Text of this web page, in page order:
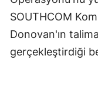
SOUTHCOM
Donovan'ın
gerçekleştirdiği